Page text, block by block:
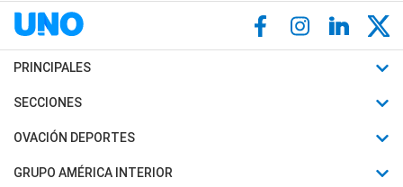
PRINCIPALES
Últimas Noticias
Política
SECCIONES
Horóscopo
Motores
OVACIÓN DEPORTES
Fútbol
GRUPO AMÉRICA INTERIOR